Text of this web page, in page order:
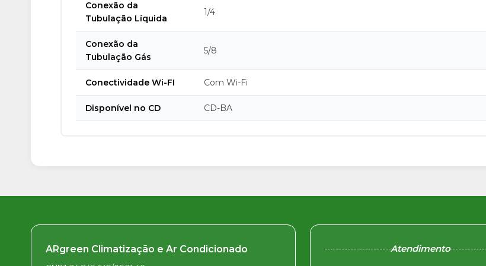
Conexão da
Tubulação Líquida
1/4
Conexão da
Tubulação Gás
5/8
Conectividade Wi-FI Com Wi-Fi
Disponível no CD CD-BA
ARgreen Climatização e Ar Condicionado Atendimento